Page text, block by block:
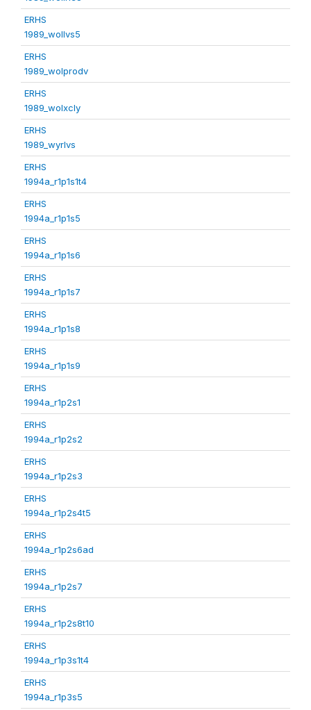
ERHS
1989_wollvs5
ERHS
1989_wolprodv
ERHS
1989_wolxcly
ERHS
1989_wyrlvs
ERHS
1994a_r1p1s1t4
ERHS
1994a_r1p1s5
ERHS
1994a_r1p1s6
ERHS
1994a_r1p1s7
ERHS
1994a_r1p1s8
ERHS
1994a_r1p1s9
ERHS
1994a_r1p2s1
ERHS
1994a_r1p2s2
ERHS
1994a_r1p2s3
ERHS
1994a_r1p2s4t5
ERHS
1994a_r1p2s6ad
ERHS
1994a_r1p2s7
ERHS
1994a_r1p2s8t10
ERHS
1994a_r1p3s1t4
ERHS
1994a_r1p3s5